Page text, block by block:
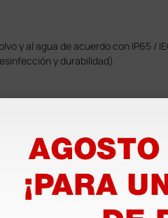
y al agua de acuerdo con IP65 /
y durabilidad)
ópticas derecha e izquierda
pupilar (PD). Las lupas HRP puede
un
rangede diferentes
de intervalo.
visual y una gran profundidad de
prolongado.